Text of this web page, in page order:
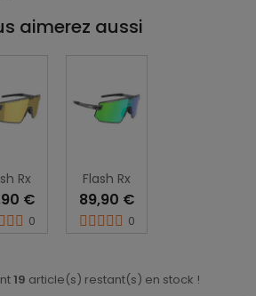
aimerez aussi
Rx
€
0
Flash Rx
89,90 €
0
19 article(s) restant(s) en stock !